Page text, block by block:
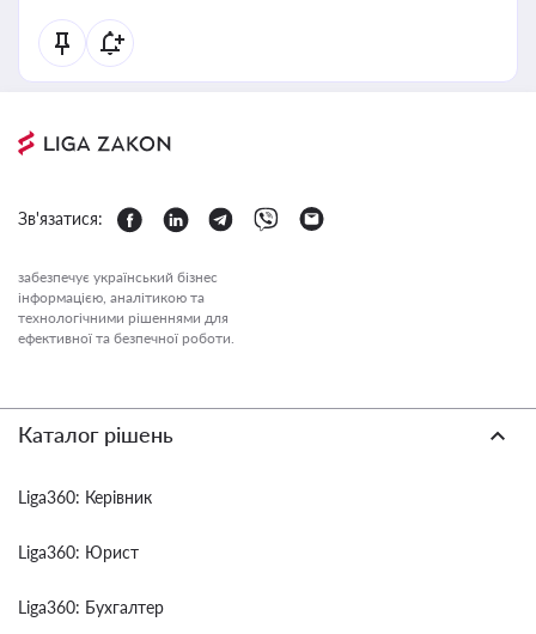
Зв'язатися:
забезпечує український бізнес
інформацією, аналітикою та
технологічними рішеннями для
ефективної та безпечної роботи.
Каталог рішень
Liga360: Керівник
Liga360: Юрист
Liga360: Бухгалтер